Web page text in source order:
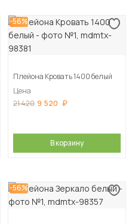
-56%
Плейона Кровать 1400 белый
Цена
21 420 9 520
В корзину
-56%